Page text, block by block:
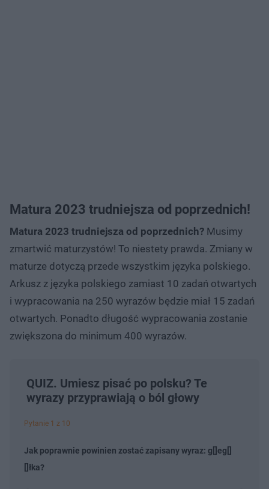
Matura 2023 trudniejsza od poprzednich!
Matura 2023 trudniejsza od poprzednich? Musimy
zmartwić maturzystów! To niestety prawda. Zmiany w
maturze dotyczą przede wszystkim języka polskiego.
Arkusz z języka polskiego zamiast 10 zadań otwartych
i wypracowania na 250 wyrazów będzie miał 15 zadań
otwartych. Ponadto długość wypracowania zostanie
zwiększona do minimum 400 wyrazów.
QUIZ. Umiesz pisać po polsku? Te
wyrazy przyprawiają o ból głowy
Pytanie 1 z 10
Jak poprawnie powinien zostać zapisany wyraz: g[]eg[]
[]łka?